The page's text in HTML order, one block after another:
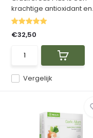
krachtige antioxidant
Vergelijk
€32,50